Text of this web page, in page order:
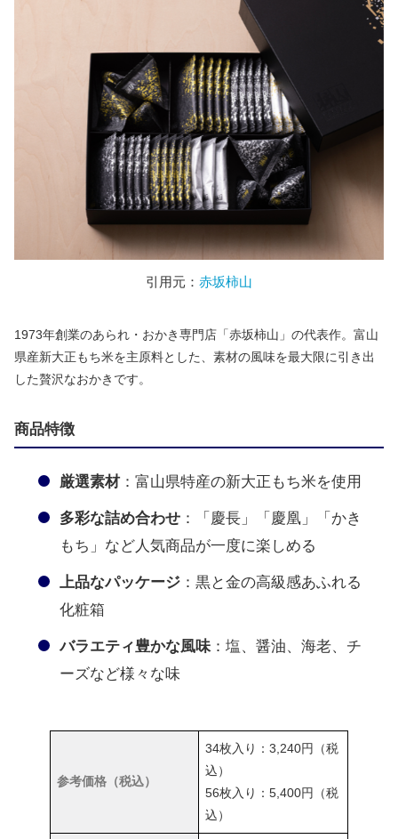
引用元： 赤坂柿山
1973年創業のあられ・おかき専門店「赤坂柿山」の代表作。富山
県産新大正もち米を主原料とした、素材の風味を最大限に引き出
した贅沢なおかきです。
商品特徴
厳選素材：富山県特産の新大正もち米を使用
多彩な詰め合わせ ：「慶長」「慶凰」「かき
もち」など人気商品が一度に楽しめる
上品なパッケージ ：黒と金の高級感あふれる
化粧箱
バラエティ豊かな風味：塩、醤油、海老、チ
ーズなど様々な味
参考価格（税込）
34枚入り：3,240円（税
込）
56枚入り：5,400円（税
込）